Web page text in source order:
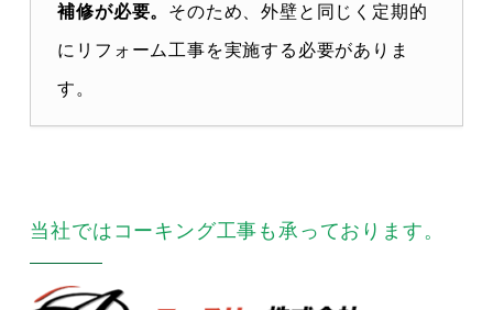
補修が必要。 そのため、外壁と同じく定期的
にリフォーム工事を実施する必要がありま
す。
当社ではコーキング工事も承っております。